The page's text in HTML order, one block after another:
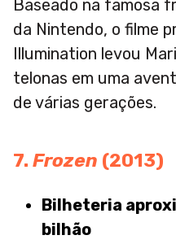
Baseado na famosa
da Nintendo, o filme
Illumination levou
telonas em uma
de várias gerações.
7. Frozen (2013)
Bilheteria
bilhão